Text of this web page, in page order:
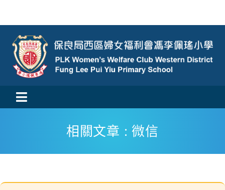
content
Toggle
Navigation相關文章 : 微信